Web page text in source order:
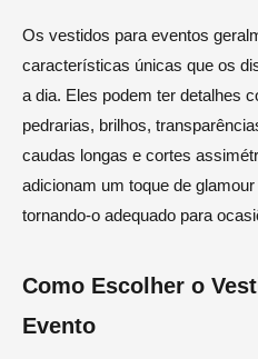
Os vestidos para eventos
características únicas que os
a dia. Eles podem ter detalhes
pedrarias, brilhos,
caudas longas e cortes
adicionam um toque de
tornando-o adequado para
Como Escolher o
Evento